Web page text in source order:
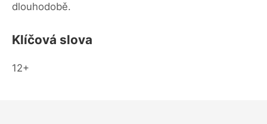
dlouhodobě.
Klíčová slova
12+